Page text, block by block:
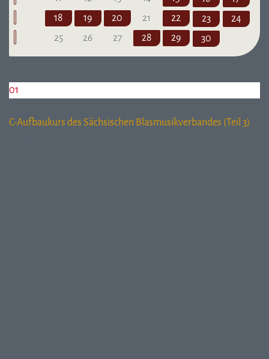
18
19 20 21 22 23
24
25
26 27 28 29 30
01
C-Aufbaukurs des Sächsischen Blasmusikverbandes (Teil 3)